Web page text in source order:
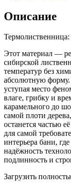
Описание
Термолиственница:
Этот материал —
сибирской
температур без
абсолютную форму.
уступая место
влаге, грибку и
карамельного до
самой плоти
останется частью
для самой
интерьера бани,
надёжность
подлинность и
Загрузить